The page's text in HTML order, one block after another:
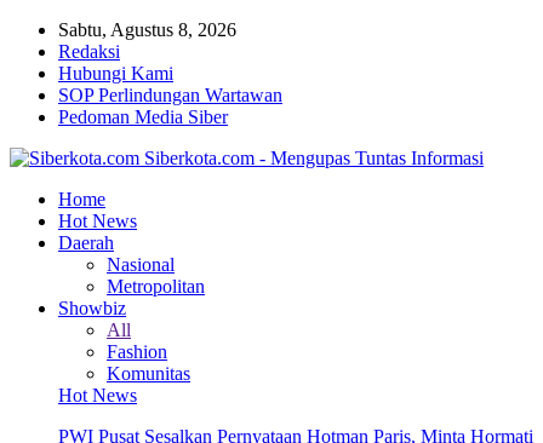
Sabtu, Agustus 8, 2026
Redaksi
Hubungi Kami
SOP Perlindungan Wartawan
Pedoman Media Siber
Siberkota.com - Mengupas Tuntas Informasi
Home
Hot News
Daerah
Nasional
Metropolitan
Showbiz
All
Fashion
Komunitas
Hot News
PWI Pusat Sesalkan Pernyataan Hotman Paris, Minta Hormati